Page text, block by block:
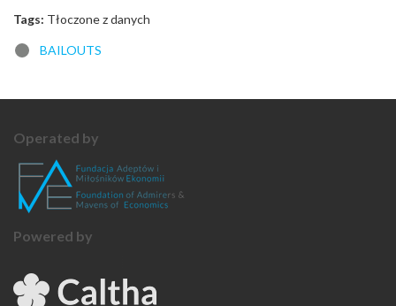
Tags: Tłoczone z danych
BAILOUTS
Operated by
Powered by